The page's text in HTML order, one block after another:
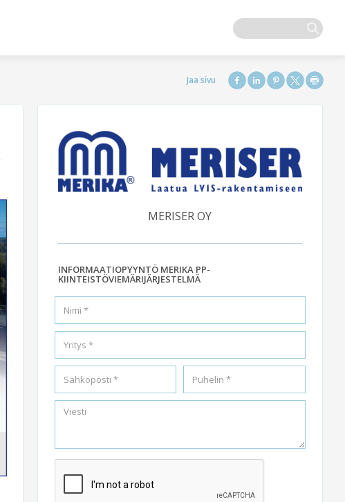
MERISER OY
INFORMAATIOPYYNTÖ MERIKA PP-
KIINTEISTÖVIEMÄRIJÄRJESTELMÄ